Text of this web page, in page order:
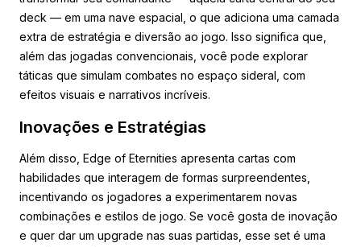
deck — em uma nave espacial, o que adiciona uma camada
extra de estratégia e diversão ao jogo. Isso significa que,
além das jogadas convencionais, você pode explorar
táticas que simulam combates no espaço sideral, com
efeitos visuais e narrativos incríveis.
Inovações e Estratégias
Além disso, Edge of Eternities apresenta cartas com
habilidades que interagem de formas surpreendentes,
incentivando os jogadores a experimentarem novas
combinações e estilos de jogo. Se você gosta de inovação
e quer dar um upgrade nas suas partidas, esse set é uma